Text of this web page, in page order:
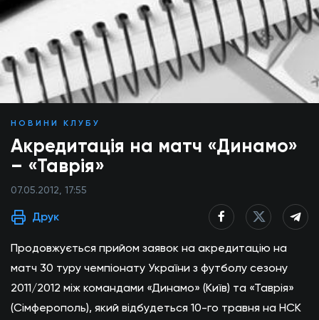
НОВИНИ КЛУБУ
Акредитація на матч «Динамо»
– «Таврія»
07.05.2012, 17:55
Друк
Продовжується прийом заявок на акредитацію на
матч 30 туру чемпіонату України з футболу сезону
2011/2012 між командами «Динамо» (Київ) та «Таврія»
(Сімферополь), який відбудеться 10-го травня на НСК